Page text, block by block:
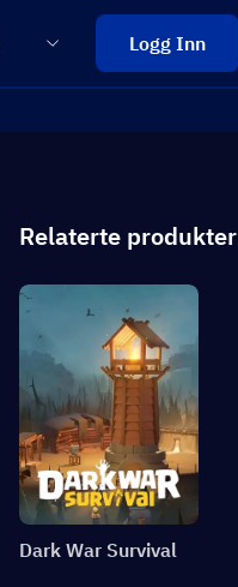
Logg Inn
Relaterte produkter
Dark War Survival